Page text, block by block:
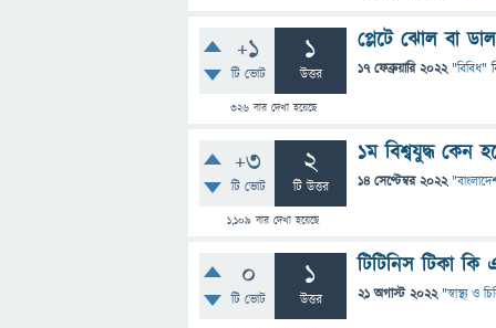
+1
টি ভোট
1
উত্তর
326বার দেখা হয়েছে
প্লেটে ঝোল বা
17 ফেব্রুয়ারি 2022 "বিবিধ"
+3
টি ভোট
2
টি উত্তর
1,109 বার দেখা হয়েছে
১ম বিশ্বযুদ্ধ কেন
14 সেপ্টেম্বর 2022 "
0
টি ভোট
1
উত্তর
টিটিনিস টিকা
21 অগাস্ট 2022 "স্বাস্থ্য ও